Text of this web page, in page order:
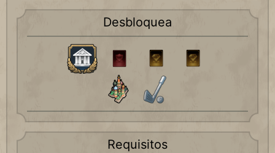
Desbloquea
Requisitos